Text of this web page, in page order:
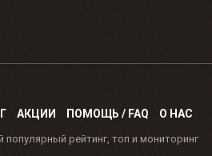
АКЦИИ ПОМОЩЬ / FAQ О НАС
популярный рейтинг, топ и мониторинг